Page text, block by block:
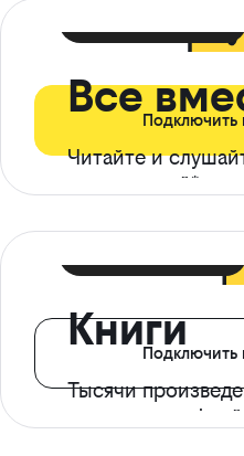
Все
Читайте и
ограничений*
Подключить
Книги
Тысячи
с доступом офлайн
Подключить